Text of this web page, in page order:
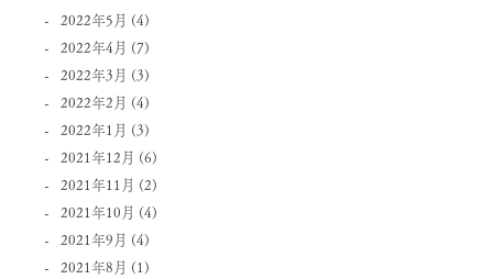
2022年5月 (4)
2022年4月 (7)
2022年3月 (3)
2022年2月 (4)
2022年1月 (3)
2021年12月 (6)
2021年11月 (2)
2021年10月 (4)
2021年9月 (4)
2021年8月 (1)